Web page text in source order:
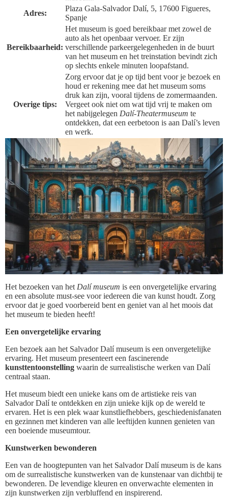
Adres:
Plaza Gala-Salvador Dalí, 5, 17600 Figueres,
Spanje
Bereikbaarheid:
Het museum is goed bereikbaar met zowel de
auto als het openbaar vervoer. Er zijn
verschillende parkeergelegenheden in de buurt
van het museum en het treinstation bevindt zich
op slechts enkele minuten loopafstand.
Overige tips:
Zorg ervoor dat je op tijd bent voor je bezoek en
houd er rekening mee dat het museum soms
druk kan zijn, vooral tijdens de zomermaanden.
Vergeet ook niet om wat tijd vrij te maken om
het nabijgelegen Dalí-Theatermuseum te
ontdekken, dat een eerbetoon is aan Dalí’s leven
en werk.
Het bezoeken van het Dalí museum is een onvergetelijke ervaring
en een absolute must-see voor iedereen die van kunst houdt. Zorg
ervoor dat je goed voorbereid bent en geniet van al het moois dat
het museum te bieden heeft!
Een onvergetelijke ervaring
Een bezoek aan het Salvador Dalí museum is een onvergetelijke
ervaring. Het museum presenteert een fascinerende
kunsttentoonstelling waarin de surrealistische werken van Dalí
centraal staan.
Het museum biedt een unieke kans om de artistieke reis van
Salvador Dalí te ontdekken en zijn unieke kijk op de wereld te
ervaren. Het is een plek waar kunstliefhebbers, geschiedenisfanaten
en gezinnen met kinderen van alle leeftijden kunnen genieten van
een boeiende museumtour.
Kunstwerken bewonderen
Een van de hoogtepunten van het Salvador Dalí museum is de kans
om de surrealistische kunstwerken van de kunstenaar van dichtbij te
bewonderen. De levendige kleuren en onverwachte elementen in
zijn kunstwerken zijn verbluffend en inspirerend.